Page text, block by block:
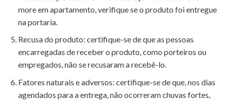
more em apartamento, verifique se o produto foi entregue
na portaria.
Recusa do produto: certifique-se de que as pessoas
encarregadas de receber o produto, como porteiros ou
empregados, não se recusaram a recebê-lo.
Fatores naturais e adversos: certifique-se de que, nos dias
agendados para a entrega, não ocorreram chuvas fortes,